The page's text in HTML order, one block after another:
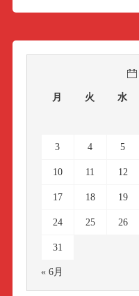
月 火 水
3 4 5
10 11 12
17 18 19
24 25 26
31
« 6月